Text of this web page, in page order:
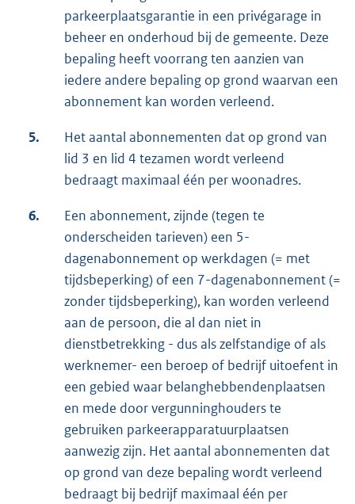
parkeerplaatsgarantie in een privégarage in
beheer en onderhoud bij de gemeente. Deze
bepaling heeft voorrang ten aanzien van
iedere andere bepaling op grond waarvan een
abonnement kan worden verleend.
5.
Het aantal abonnementen dat op grond van
lid 3 en lid 4 tezamen wordt verleend
bedraagt maximaal één per woonadres.
6.
Een abonnement, zijnde (tegen te
onderscheiden tarieven) een 5-
dagenabonnement op werkdagen (= met
tijdsbeperking) of een 7-dagenabonnement (=
zonder tijdsbeperking), kan worden verleend
aan de persoon, die al dan niet in
dienstbetrekking - dus als zelfstandige of als
werknemer- een beroep of bedrijf uitoefent in
een gebied waar belanghebbendenplaatsen
en mede door vergunninghouders te
gebruiken parkeerapparatuurplaatsen
aanwezig zijn. Het aantal abonnementen dat
op grond van deze bepaling wordt verleend
bedraagt bij bedrijf maximaal één per